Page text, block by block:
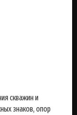
скважин и
знаков, опор